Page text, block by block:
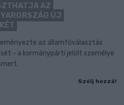
AZ
ÚJ
az államfőválasztás
- a kormánypárti jelölt személye
Szólj hozzá!